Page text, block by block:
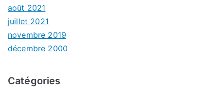
août 2021
juillet 2021
novembre 2019
décembre 2000
Catégories